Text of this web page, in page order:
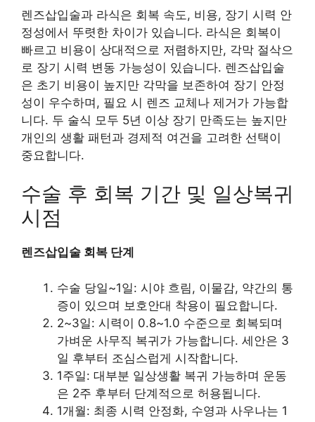
렌즈삽입술과 라식은 회복 속도, 비용, 장기 시력 안
정성에서 뚜렷한 차이가 있습니다. 라식은 회복이
빠르고 비용이 상대적으로 저렴하지만, 각막 절삭으
로 장기 시력 변동 가능성이 있습니다. 렌즈삽입술
은 초기 비용이 높지만 각막을 보존하여 장기 안정
성이 우수하며, 필요 시 렌즈 교체나 제거가 가능합
니다. 두 술식 모두 5년 이상 장기 만족도는 높지만
개인의 생활 패턴과 경제적 여건을 고려한 선택이
중요합니다.
수술 후 회복 기간 및 일상복귀
시점
렌즈삽입술 회복 단계
수술 당일~1일: 시야 흐림, 이물감, 약간의 통
증이 있으며 보호안대 착용이 필요합니다.
2~3일: 시력이 0.8~1.0 수준으로 회복되며
가벼운 사무직 복귀가 가능합니다. 세안은 3
일 후부터 조심스럽게 시작합니다.
1주일: 대부분 일상생활 복귀 가능하며 운동
은 2주 후부터 단계적으로 허용됩니다.
1개월: 최종 시력 안정화, 수영과 사우나는 1